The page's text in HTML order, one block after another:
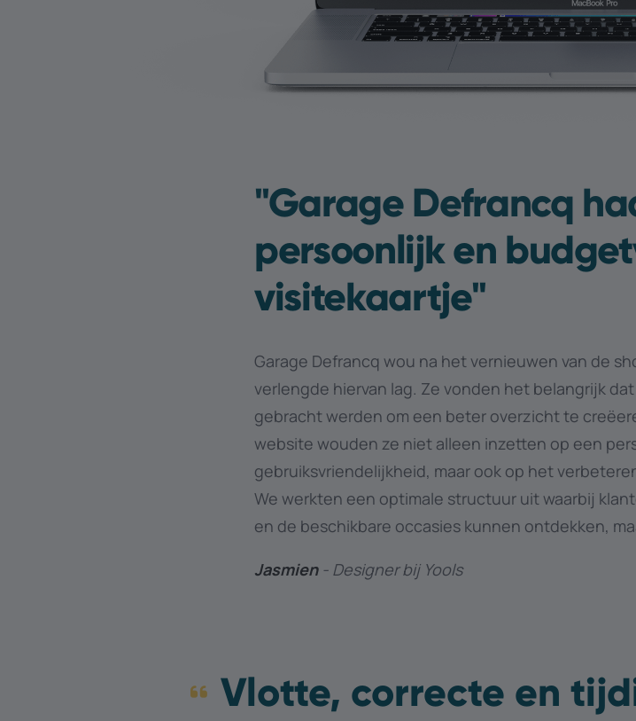
"Garage Defrancq
persoonlijk en
visitekaartje''
Garage Defrancq wou na het vernieuwen van de
verlengde hiervan lag. Ze vonden het belangrijk
gebracht werden om een beter overzicht te
website wouden ze niet alleen inzetten op een
gebruiksvriendelijkheid, maar ook op het
We werkten een optimale structuur uit waarbij
en de beschikbare occasies kunnen ontdekken,
Jasmien- Designer bij Yools
Vlotte, correcte en